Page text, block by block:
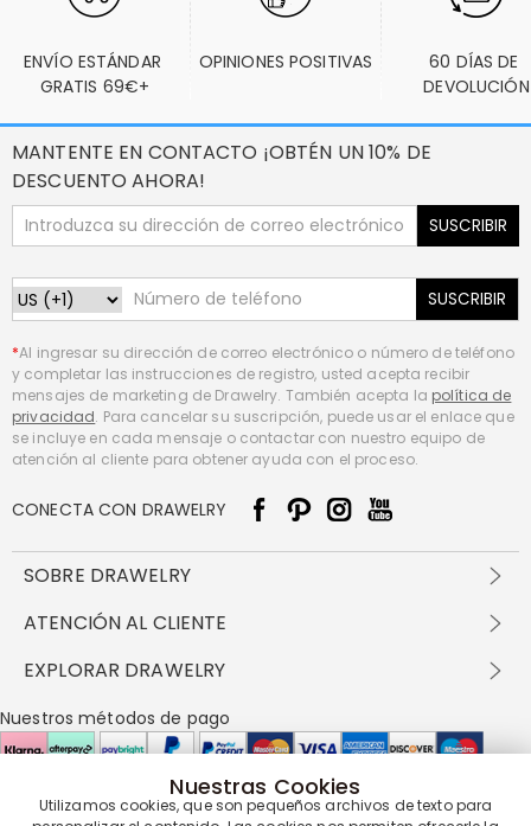
ENVÍO ESTÁNDAR
GRATIS 69€+
OPINIONES POSITIVAS
60 DÍAS DE
DEVOLUCIÓN
MANTENTE EN CONTACTO ¡OBTÉN UN 10% DE
DESCUENTO AHORA!
SUSCRIBIR
SUSCRIBIR
*Al ingresar su dirección de correo electrónico o número de teléfono
y completar las instrucciones de registro, usted acepta recibir
mensajes de marketing de Drawelry. También acepta la política de
privacidad. Para cancelar su suscripción, puede usar el enlace que
se incluye en cada mensaje o contactar con nuestro equipo de
atención al cliente para obtener ayuda con el proceso.
CONECTA CON DRAWELRY
SOBRE DRAWELRY
Sobre nosotros
política de privacidad
Preguntas frecuentes
ATENCIÓN AL CLIENTE
Envío y entrega
Devolución en 60 días
Cómo cuidar
EXPLORAR DRAWELRY
Drawelry Prime
Programa de Recompensas
Nuestros métodos de pago
Nuestras Cookies
Utilizamos cookies, que son pequeños archivos de texto para